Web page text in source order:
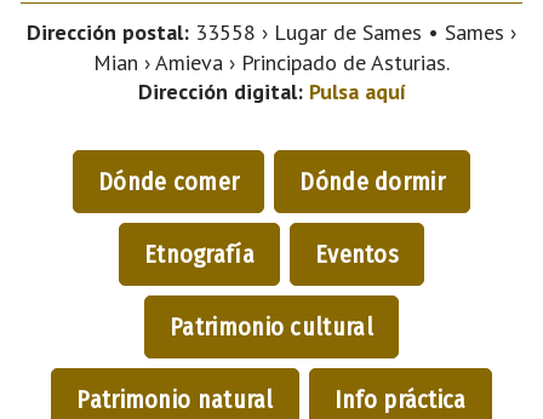
Dirección postal: 33558 › Lugar de Sames • Sames ›
Mian › Amieva › Principado de Asturias.
Dirección digital: Pulsa aquí
Dónde comer Dónde dormir
Etnografía Eventos
Patrimonio cultural
Patrimonio natural Info práctica